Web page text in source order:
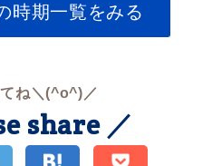
時期一覧をみる
ね＼(^o^)／
share ／